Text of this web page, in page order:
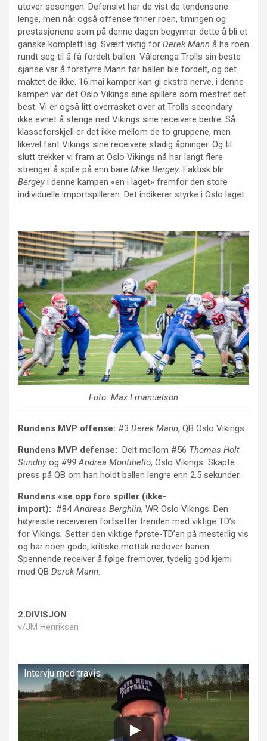
utover sesongen. Defensivt har de vist de tendensene
lenge, men når også offense finner roen, timingen og
prestasjonene som på denne dagen begynner dette å bli et
ganske komplett lag. Svært viktig for Derek Mann å ha roen
rundt seg til å få fordelt ballen. Vålerenga Trolls sin beste
sjanse var å forstyrre Mann før ballen ble fordelt, og det
maktet de ikke. 16.mai kamper kan gi ekstra nerve, i denne
kampen var det Oslo Vikings sine spillere som mestret det
best. Vi er også litt overrasket over at Trolls secondary
ikke evnet å stenge ned Vikings sine receivere bedre. Så
klasseforskjell er det ikke mellom de to gruppene, men
likevel fant Vikings sine receivere stadig åpninger. Og til
slutt trekker vi fram at Oslo Vikings nå har langt flere
strenger å spille på enn bare Mike Bergey. Faktisk blir
Bergey i denne kampen «en i laget» fremfor den store
individuelle importspilleren. Det indikerer styrke i Oslo laget.
Foto: Max Emanuelson
Rundens MVP offense: #3 Derek Mann, QB Oslo Vikings.
Rundens MVP defense: Delt mellom #56 Thomas Holt
Sundby og #99 Andrea Montibello, Oslo Vikings. Skapte
press på QB om han holdt ballen lengre enn 2.5 sekunder.
Rundens «se opp for» spiller (ikke-
import): #84Andreas Berghlin, WR Oslo Vikings. Den
høyreiste receiveren fortsetter trenden med viktige TD’s
for Vikings. Setter den viktige første-TD’en på mesterlig vis
og har noen gode, kritiske mottak nedover banen.
Spennende receiver å følge fremover, tydelig god kjemi
med QB Derek Mann.
2.DIVISJON
v/JM Henriksen
Intervju med travis